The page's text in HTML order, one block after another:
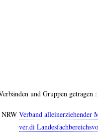
und Gruppen getragen :
Verband alleinerziehender
ver.di